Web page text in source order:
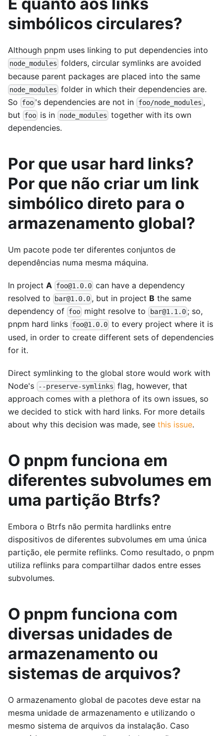
E quanto aos links
simbólicos circulares?
Although pnpm uses linking to put dependencies into
node_modules folders, circular symlinks are avoided
because parent packages are placed into the same
node_modules folder in which their dependencies are.
So
foo 's dependencies are not in foo/node_modules ,
but
foo is in node_modules together with its own
dependencies.
Por que usar hard links?
Por que não criar um link
simbólico direto para o
armazenamento global?
Um pacote pode ter diferentes conjuntos de
dependências numa mesma máquina.
In project A foo@1.0.0 can have a dependency
resolved to
bar@1.0.0 , but in project B the same
dependency of foo might resolve to bar@1.1.0; so,
pnpm hard links foo@1.0.0 to every project where it is
used, in order to create different sets of dependencies
for it.
Direct symlinking to the global store would work with
Node's
--preserve-symlinks flag, however, that
approach comes with a plethora of its own issues, so
we decided to stick with hard links. For more details
about why this decision was made, see this issue.
O pnpm funciona em
diferentes subvolumes em
uma partição Btrfs?
Embora o Btrfs não permita hardlinks entre
dispositivos de diferentes subvolumes em uma única
partição, ele permite reflinks. Como resultado, o pnpm
utiliza reflinks para compartilhar dados entre esses
subvolumes.
O pnpm funciona com
diversas unidades de
armazenamento ou
sistemas de arquivos?
O armazenamento global de pacotes deve estar na
mesma unidade de armazenamento e utilizando o
mesmo sistema de arquivos da instalação. Caso